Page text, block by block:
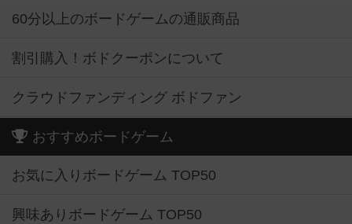
60分以上のボードゲームの通販商品
割引購入！ボドクーポンについて
クラウドファンディング ボドファン
おすすめボードゲーム
お気に入りボードゲーム TOP50
興味ありボードゲーム TOP50